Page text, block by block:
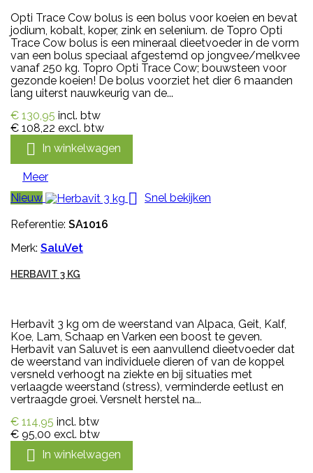
Opti Trace Cow bolus is een bolus voor koeien en bevat
jodium, kobalt, koper, zink en selenium. de Topro Opti
Trace Cow bolus is een mineraal dieetvoeder in de vorm
van een bolus speciaal afgestemd op jongvee/melkvee
vanaf 250 kg. Topro Opti Trace Cow; bouwsteen voor
gezonde koeien! De bolus voorziet het dier 6 maanden
lang uiterst nauwkeurig van de...
€ 130,95 incl. btw
€ 108,22 excl. btw
 In winkelwagen
Meer
Nieuw

Snel bekijken
Referentie: SA1016
Merk: SaluVet
HERBAVIT 3 KG
Herbavit 3 kg om de weerstand van Alpaca, Geit, Kalf,
Koe, Lam, Schaap en Varken een boost te geven.
Herbavit van Saluvet is een aanvullend dieetvoeder dat
de weerstand van individuele dieren of van de koppel
versneld verhoogt na ziekte en bij situaties met
verlaagde weerstand (stress), verminderde eetlust en
vertraagde groei. Versnelt herstel na...
€ 114,95 incl. btw
€ 95,00 excl. btw
 In winkelwagen